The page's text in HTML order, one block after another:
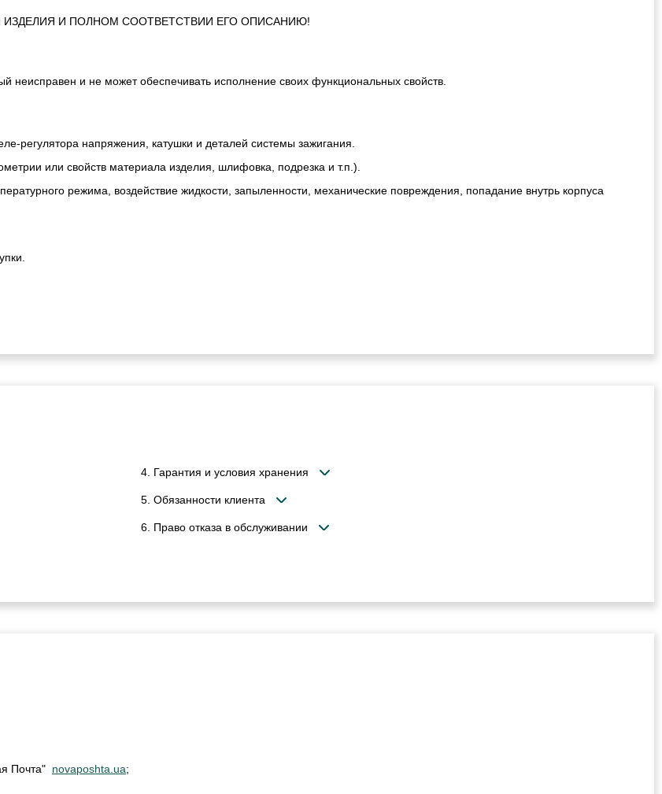
И ПОЛНОМ СООТВЕТСТВИИ ЕГО ОПИСАНИЮ!
неисправен и не может обеспечивать исполнение своих функциональных свойств.
регулятора напряжения, катушки и деталей системы зажигания.
или свойств материала изделия, шлифовка, подрезка и т.п.).
режима, воздействие жидкости, запыленности, механические повреждения, попадание внутрь корпуса
4. Гарантия и условия хранения
5. Обязанности клиента
6. Право отказа в обслуживании
Почта" novaposhta.ua;